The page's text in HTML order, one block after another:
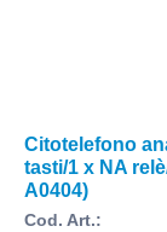
Citotelefono
tasti/1 x NA
A0404)
Cod. Art.: